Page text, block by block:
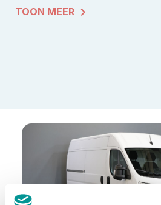
TOON MEER